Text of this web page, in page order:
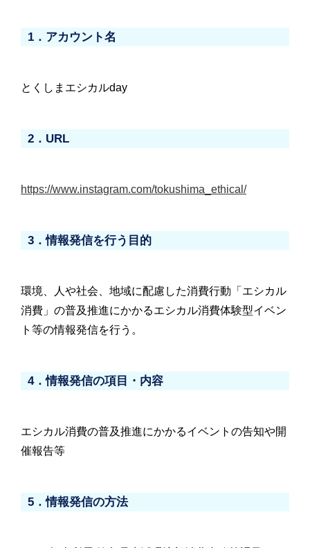
1．アカウント名
とくしまエシカルday
2．URL
https://www.instagram.com/tokushima_ethical/
3．情報発信を行う目的
環境、人や社会、地域に配慮した消費行動「エシカル
消費」の普及推進にかかるエシカル消費体験型イベン
ト等の情報発信を行う。
4．情報発信の項目・内容
エシカル消費の普及推進にかかるイベントの告知や開
催報告等
5．情報発信の方法